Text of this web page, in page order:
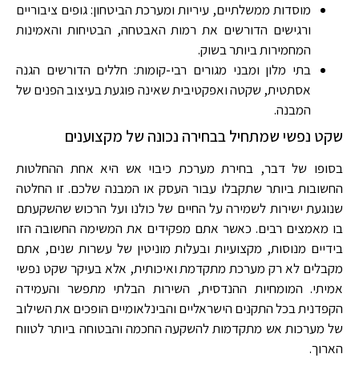
מוסדות ממשלתיים, עיריות ומערכת הביטחון: גופים ציבוריים
ורגישים הדורשים את רמות האבטחה, הבטיחות והאמינות
המחמירות ביותר בשוק.
בתי מלון ומבני מגורים רבי-קומות: חללים הדורשים הגנה
אסתטית, שקטה ואפקטיבית שאינה פוגעת בעיצוב הפנים של
המבנה.
שקט נפשי שמתחיל בבחירה נכונה של מקצוענים
בסופו של דבר, בחירת מערכת כיבוי אש היא אחת ההחלטות
החשובות ביותר שתקבלו עבור העסק או המבנה שלכם. זו החלטה
שנוגעת ישירות לשמירה על החיים של כולנו ועל הרכוש שהשקעתם
בו מאמצים רבים. כאשר אתם מפקידים את המשימה החשובה הזו
בידיים מנוסות, מקצועיות ובעלות מוניטין של עשרות שנים, אתם
מקבלים לא רק מערכת מתקדמת ואיכותית, אלא בעיקר שקט נפשי
אמיתי. המומחיות ההנדסית, השירות הבלתי מתפשר והעמידה
הקפדנית בכל התקנים הישראליים והבינלאומיים הופכים את השילוב
של מערכות אש מתקדמות להשקעה החכמה והבטוחה ביותר לטווח
הארוך.